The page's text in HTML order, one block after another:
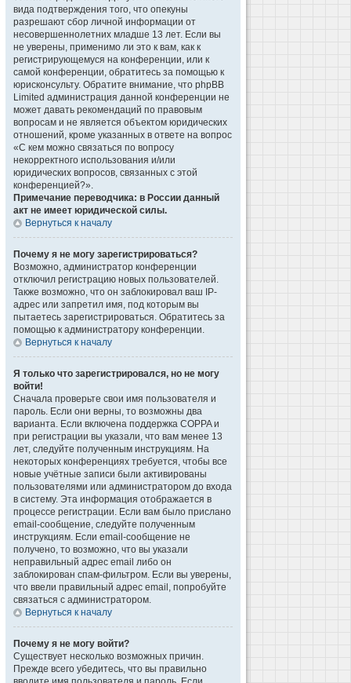
вида подтверждения того, что опекуны
разрешают сбор личной информации от
несовершеннолетних младше 13 лет. Если вы
не уверены, применимо ли это к вам, как к
регистрирующемуся на конференции, или к
самой конференции, обратитесь за помощью к
юрисконсульту. Обратите внимание, что phpBB
Limited администрация данной конференции не
может давать рекомендаций по правовым
вопросам и не является объектом юридических
отношений, кроме указанных в ответе на вопрос
«С кем можно связаться по вопросу
некорректного использования и/или
юридических вопросов, связанных с этой
конференцией?».
Примечание переводчика: в России данный
акт не имеет юридической силы.
Вернуться к началу
Почему я не могу зарегистрироваться?
Возможно, администратор конференции
отключил регистрацию новых пользователей.
Также возможно, что он заблокировал ваш IP-
адрес или запретил имя, под которым вы
пытаетесь зарегистрироваться. Обратитесь за
помощью к администратору конференции.
Вернуться к началу
Я только что зарегистрировался, но не могу
войти!
Сначала проверьте свои имя пользователя и
пароль. Если они верны, то возможны два
варианта. Если включена поддержка COPPA и
при регистрации вы указали, что вам менее 13
лет, следуйте полученным инструкциям. На
некоторых конференциях требуется, чтобы все
новые учётные записи были активированы
пользователями или администратором до входа
в систему. Эта информация отображается в
процессе регистрации. Если вам было прислано
email-сообщение, следуйте полученным
инструкциям. Если email-сообщение не
получено, то возможно, что вы указали
неправильный адрес email либо он
заблокирован спам-фильтром. Если вы уверены,
что ввели правильный адрес email, попробуйте
связаться с администратором.
Вернуться к началу
Почему я не могу войти?
Существует несколько возможных причин.
Прежде всего убедитесь, что вы правильно